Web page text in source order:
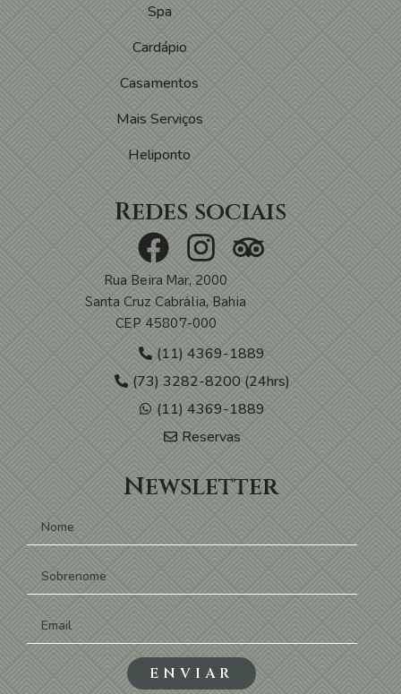
Spa
Cardápio
Casamentos
Mais Serviços
Heliponto
Redes sociais
Rua Beira Mar, 2000
Santa Cruz Cabrália, Bahia
CEP 45807-000
(11) 4369-1889
(73) 3282-8200 (24hrs)
(11) 4369-1889
Reservas
Newsletter
ENVIAR